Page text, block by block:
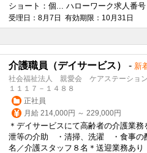
ショート：個... ハローワーク求人番号
受理日：8月7日 有効期限：10月31日
介護職員（デイサービス） - 新
社会福祉法人 親愛会 ケアステーショ
１１１７－１４８８
正社員
月給 214,000円 ～ 229,000円
＊デイサービスにて高齢者の介護業
泄等の介助 ・清掃、洗濯 ・食事
名／介護スタッフ８名＊送迎業務あ